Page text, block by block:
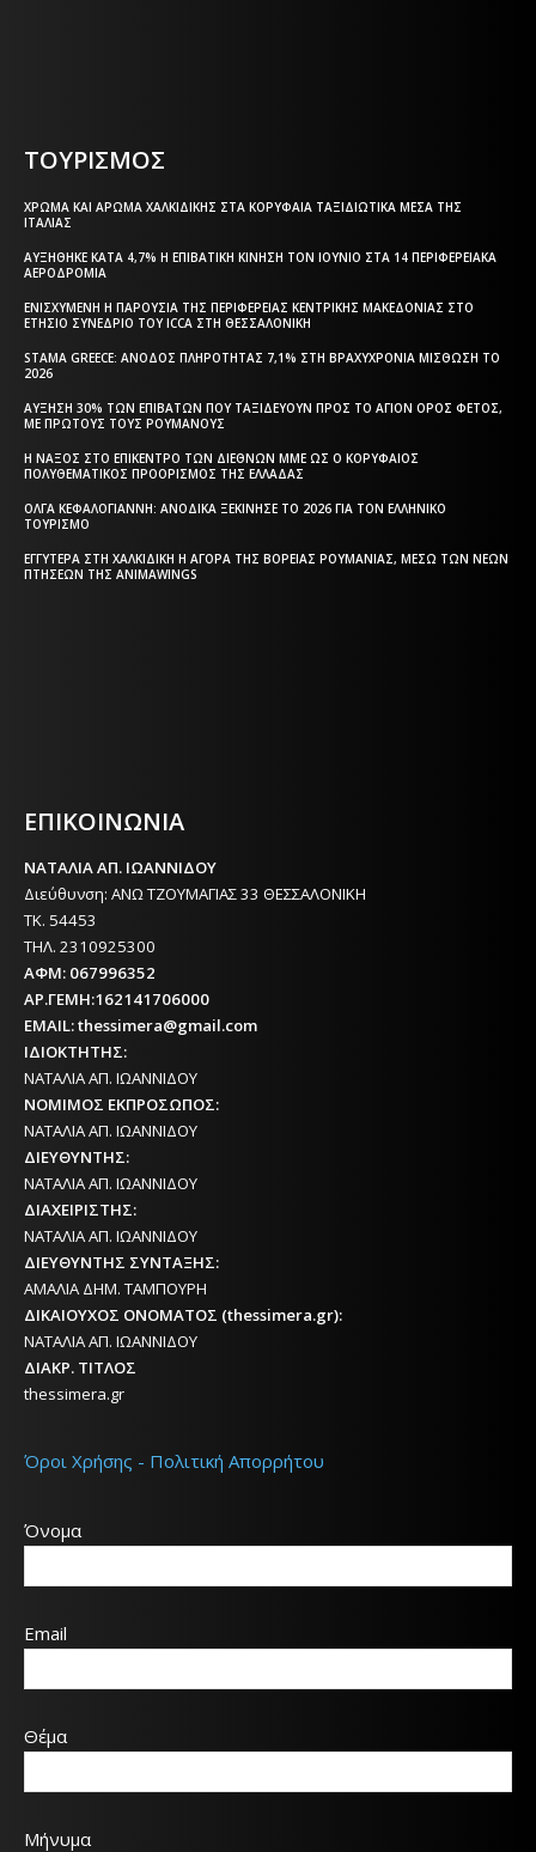
ΤΟΥΡΙΣΜΟΣ
ΧΡΏΜΑ ΚΑΙ ΆΡΩΜΑ ΧΑΛΚΙΔΙΚΉΣ ΣΤΑ ΚΟΡΥΦΑΊΑ ΤΑΞΙΔΙΩΤΙΚΆ ΜΈΣΑ ΤΗΣ
ΙΤΑΛΊΑΣ
ΑΥΞΉΘΗΚΕ ΚΑΤΆ 4,7% Η ΕΠΙΒΑΤΙΚΉ ΚΊΝΗΣΗ ΤΟΝ ΙΟΎΝΙΟ ΣΤΑ 14 ΠΕΡΙΦΕΡΕΙΑΚΆ
ΑΕΡΟΔΡΌΜΙΑ
ΕΝΙΣΧΥΜΈΝΗ Η ΠΑΡΟΥΣΊΑ ΤΗΣ ΠΕΡΙΦΈΡΕΙΑΣ ΚΕΝΤΡΙΚΉΣ ΜΑΚΕΔΟΝΊΑΣ ΣΤΟ
ΕΤΉΣΙΟ ΣΥΝΈΔΡΙΟ ΤΟΥ ICCA ΣΤΗ ΘΕΣΣΑΛΟΝΊΚΗ
STAMA GREECE: ΆΝΟΔΟΣ ΠΛΗΡΌΤΗΤΑΣ 7,1% ΣΤΗ ΒΡΑΧΥΧΡΌΝΙΑ ΜΊΣΘΩΣΗ ΤΟ
2026
ΑΎΞΗΣΗ 30% ΤΩΝ ΕΠΙΒΑΤΏΝ ΠΟΥ ΤΑΞΙΔΕΎΟΥΝ ΠΡΟΣ ΤΟ ΆΓΙΟΝ ΌΡΟΣ ΦΈΤΟΣ,
ΜΕ ΠΡΏΤΟΥΣ ΤΟΥΣ ΡΟΥΜΆΝΟΥΣ
Η ΝΆΞΟΣ ΣΤΟ ΕΠΊΚΕΝΤΡΟ ΤΩΝ ΔΙΕΘΝΏΝ ΜΜΕ ΩΣ Ο ΚΟΡΥΦΑΊΟΣ
ΠΟΛΥΘΕΜΑΤΙΚΌΣ ΠΡΟΟΡΙΣΜΌΣ ΤΗΣ ΕΛΛΆΔΑΣ
ΌΛΓΑ ΚΕΦΑΛΟΓΙΆΝΝΗ: ΑΝΟΔΙΚΆ ΞΕΚΊΝΗΣΕ ΤΟ 2026 ΓΙΑ ΤΟΝ ΕΛΛΗΝΙΚΌ
ΤΟΥΡΙΣΜΌ
ΕΓΓΎΤΕΡΑ ΣΤΗ ΧΑΛΚΙΔΙΚΉ Η ΑΓΟΡΆ ΤΗΣ ΒΌΡΕΙΑΣ ΡΟΥΜΑΝΊΑΣ, ΜΈΣΩ ΤΩΝ ΝΈΩΝ
ΠΤΉΣΕΩΝ ΤΗΣ ANIMAWINGS
ΕΠΙΚΟΙΝΩΝΙΑ
ΝΑΤΑΛΙΑ ΑΠ. ΙΩΑΝΝΙΔΟΥ
Διεύθυνση: ΑΝΩ ΤΖΟΥΜΑΓΙΑΣ 33 ΘΕΣΣΑΛΟΝΙΚΗ
ΤΚ. 54453
ΤΗΛ. 2310925300
ΑΦΜ: 067996352
ΑΡ.ΓΕΜΗ:162141706000
EMAIL: thessimera@gmail.com
ΙΔΙΟΚΤΗΤΗΣ:
ΝΑΤΑΛΙΑ ΑΠ. ΙΩΑΝΝΙΔΟΥ
ΝΟΜΙΜΟΣ ΕΚΠΡΟΣΩΠΟΣ:
ΝΑΤΑΛΙΑ ΑΠ. ΙΩΑΝΝΙΔΟΥ
ΔΙΕΥΘΥΝΤΗΣ:
ΝΑΤΑΛΙΑ ΑΠ. ΙΩΑΝΝΙΔΟΥ
ΔΙΑΧΕΙΡΙΣΤΗΣ:
ΝΑΤΑΛΙΑ ΑΠ. ΙΩΑΝΝΙΔΟΥ
ΔΙΕΥΘΥΝΤΗΣ ΣΥΝΤΑΞΗΣ:
ΑΜΑΛΙΑ ΔΗΜ. ΤΑΜΠΟΥΡΗ
ΔΙΚΑΙΟΥΧΟΣ ΟΝΟΜΑΤΟΣ (thessimera.gr):
ΝΑΤΑΛΙΑ ΑΠ. ΙΩΑΝΝΙΔΟΥ
ΔΙΑΚΡ. ΤΙΤΛΟΣ
thessimera.gr
Όροι Χρήσης - Πολιτική Απορρήτου
Όνομα
Email
Θέμα
Μήνυμα